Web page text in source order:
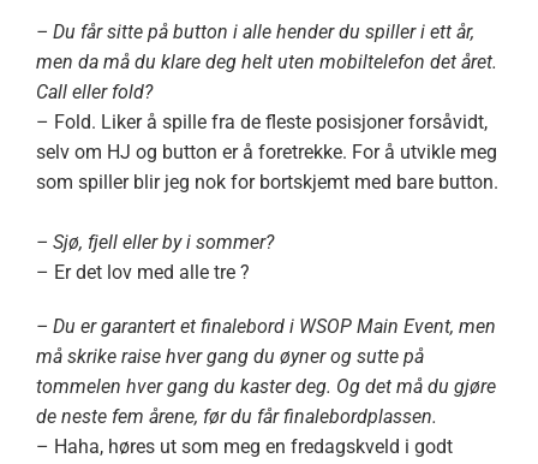
– Du får sitte på button i alle hender du spiller i ett år,
men da må du klare deg helt uten mobiltelefon det året.
Call eller fold?
– Fold. Liker å spille fra de fleste posisjoner forsåvidt,
selv om HJ og button er å foretrekke. For å utvikle meg
som spiller blir jeg nok for bortskjemt med bare button.
– Sjø, fjell eller by i sommer?
– Er det lov med alle tre ?
– Du er garantert et finalebord i WSOP Main Event, men
må skrike raise hver gang du øyner og sutte på
tommelen hver gang du kaster deg. Og det må du gjøre
de neste fem årene, før du får finalebordplassen.
– Haha, høres ut som meg en fredagskveld i godt